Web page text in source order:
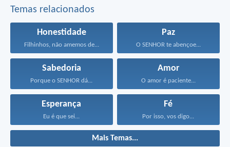
Temas relacionados
Honestidade
Filhinhos, não amemos de...
Paz
O SENHOR te abençoe...
Sabedoria
Porque o SENHOR dá...
Amor
O amor é paciente...
Esperança
Eu é que sei...
Fé
Por isso, vos digo...
Mais Temas...